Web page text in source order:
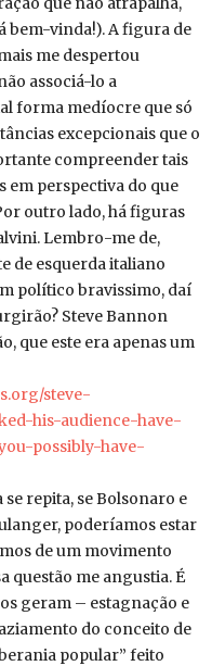
bem-vinda!). A figura de
me despertou
associá-lo a
forma medíocre que só
excepcionais que o
compreender tais
em perspectiva do que
outro lado, há figuras
Lembro-me de,
de esquerda italiano
político bravissimo, daí
Steve Bannon
que este era apenas um
steve-
his-audience-have-
possibly-have-
repita, se Bolsonaro e
poderíamos estar
de um movimento
questão me angustia. É
geram – estagnação e
do conceito de
popular” feito